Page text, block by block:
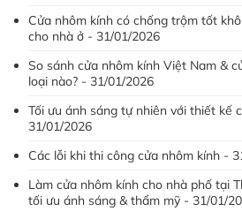
Cửa nhôm kính có chống trộm tốt
cho nhà ở - 31/01/2026
So sánh cửa nhôm kính Việt Nam &
loại nào? - 31/01/2026
Tối ưu ánh sáng tự nhiên với thiết kế
31/01/2026
Các lỗi khi thi công cửa nhôm kính -
Làm cửa nhôm kính cho nhà phố tại
tối ưu ánh sáng & thẩm mỹ - 31/01/